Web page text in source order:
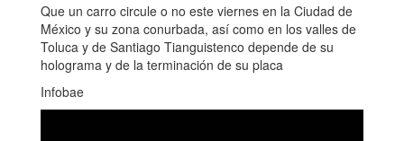
Que un carro circule o no este viernes en la Ciudad de
México y su zona conurbada, así como en los valles de
Toluca y de Santiago Tianguistenco depende de su
holograma y de la terminación de su placa
Infobae